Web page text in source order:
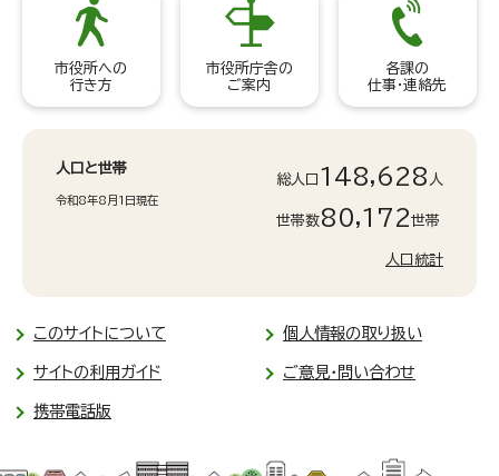
市役所への
行き方
市役所庁舎の
ご案内
各課の
仕事・連絡先
人口と世帯
令和8年8月1日現在
総人口 148,628 人
世帯数80,172世帯
人口統計
このサイトについて 個人情報の取り扱い
サイトの利用ガイド ご意見・問い合わせ
携帯電話版